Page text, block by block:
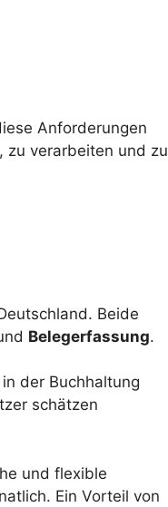
Anforderungen
zu verarbeiten und zu
Beide
Belegerfassung.
der Buchhaltung
schätzen
und flexible
Ein Vorteil von